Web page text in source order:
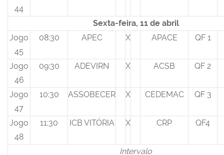
44
Sexta-feira, 11 de abril
Jogo
45
08:30 APEC X APACE QF 1
Jogo
46
09:30 ADEVIRN X ACSB QF 2
Jogo
47
10:30 ASSOBECER X CEDEMAC QF 3
Jogo
48
11:30 ICB VITÓRIA X CRP QF4
Intervalo